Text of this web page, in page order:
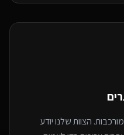
הצוות שלנו יודע